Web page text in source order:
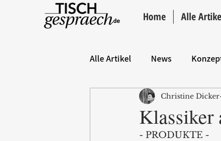
Home Alle
Alle Artikel News
Hintergrund ANZEIGE
Klassiker
Christine Dicker
- PRODUKTE -